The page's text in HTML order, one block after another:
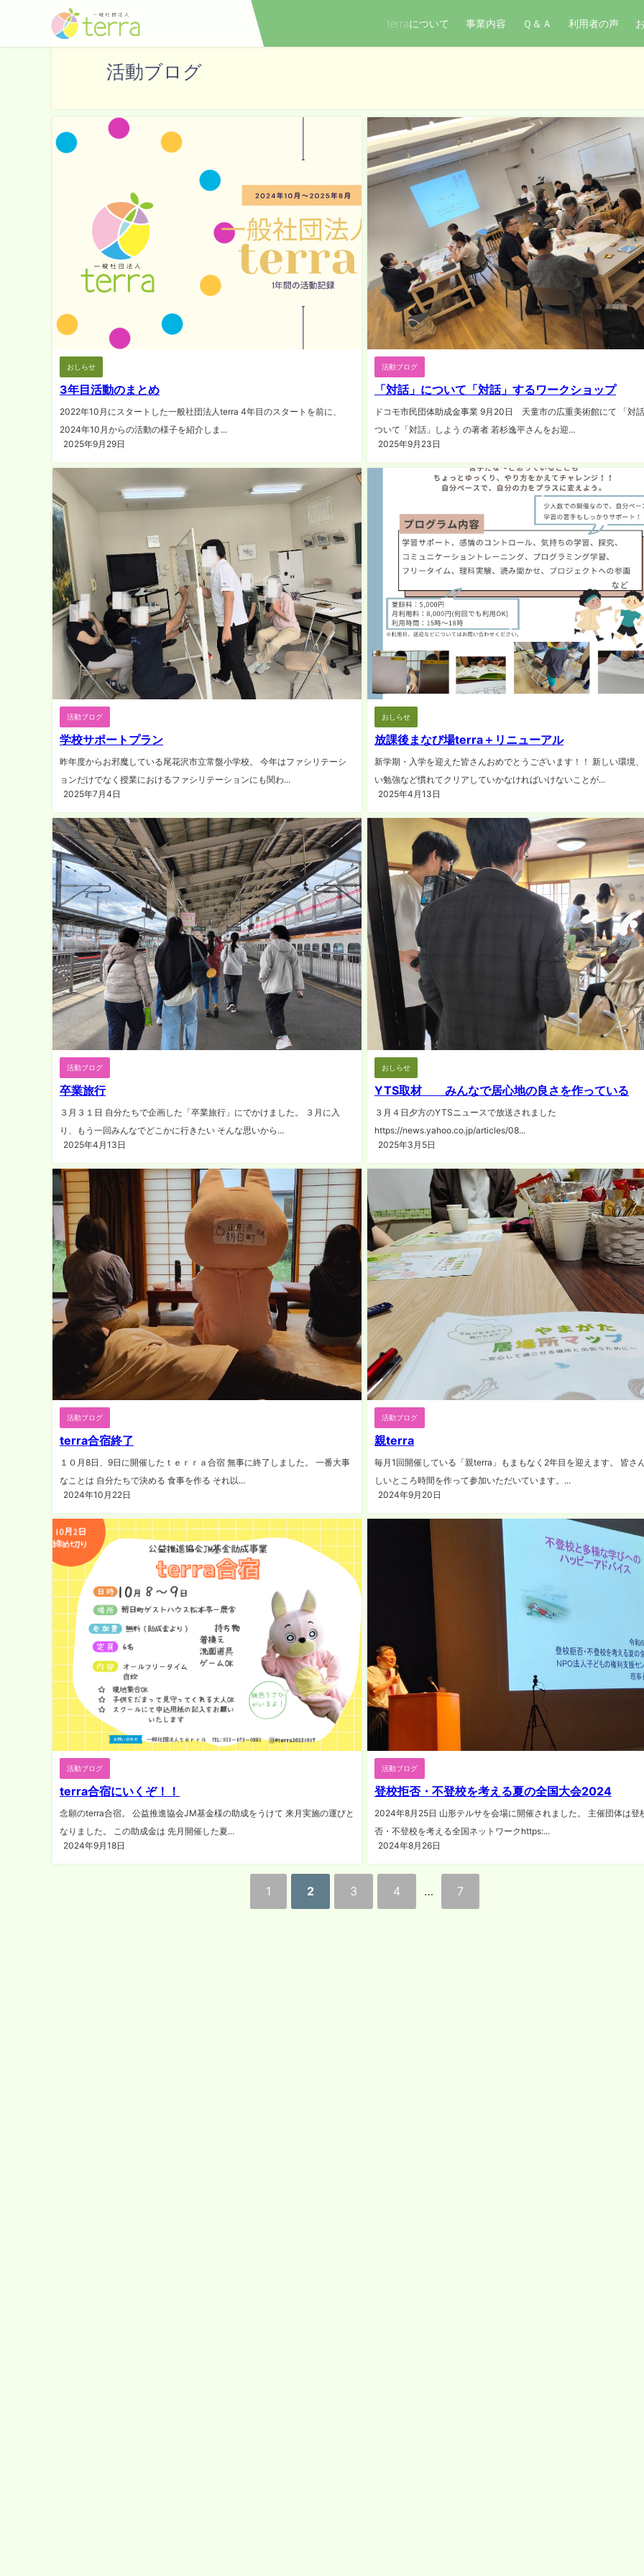
terraについて 事業内容 Ｑ＆Ａ 利用者の声
活動ブログ
おしらせ
3年目活動のまとめ
2022年10月にスタートした一般社団法人terra 4年目のスタートを前に、
2024年10月からの活動の様子を紹介しま...
2025年9月29日
活動ブログ
「対話」について「対話」するワークショップ
ドコモ市民団体助成金事業 9月20日 天童市の広重美術館にて 「対
ついて「対話」しよう の著者 若杉逸平さんをお迎...
2025年9月23日
活動ブログ
学校サポートプラン
昨年度からお邪魔している尾花沢市立常盤小学校。 今年はファシリテーシ
ョンだけでなく授業におけるファシリテーションにも関わ...
2025年7月4日
おしらせ
放課後まなび場terra＋リニューアル
新学期・入学を迎えた皆さんおめでとうございます！！ 新しい環境
い勉強など慣れてクリアしていかなければいけないことが...
2025年4月13日
活動ブログ
卒業旅行
３月３１日 自分たちで企画した「卒業旅行」にでかけました。 ３月に入
り、もう一回みんなでどこかに行きたい そんな思いから...
2025年4月13日
おしらせ
YTS取材 みんなで居心地の良さを作っている
３月４日夕方のYTSニュースで放送されました
https://news.yahoo.co.jp/articles/08...
2025年3月5日
活動ブログ
terra合宿終了
１０月8日、9日に開催したｔｅｒｒａ合宿 無事に終了しました。 一番大事
なことは 自分たちで決める 食事を作る それ以...
2024年10月22日
活動ブログ
親terra
毎月1回開催している「親terra」もまもなく2年目を迎えます。 皆さ
しいところ時間を作って参加いただいています。...
2024年9月20日
活動ブログ
terra合宿にいくぞ！！
念願のterra合宿。 公益推進協会JM基金様の助成をうけて 来月実施の運びと
なりました。 この助成金は 先月開催した夏...
2024年9月18日
活動ブログ
登校拒否・不登校を考える夏の全国大会2024
2024年8月25日 山形テルサを会場に開催されました。 主催団体は登
否・不登校を考える全国ネットワークhttps:...
2024年8月26日
1 2 3 4 … 7